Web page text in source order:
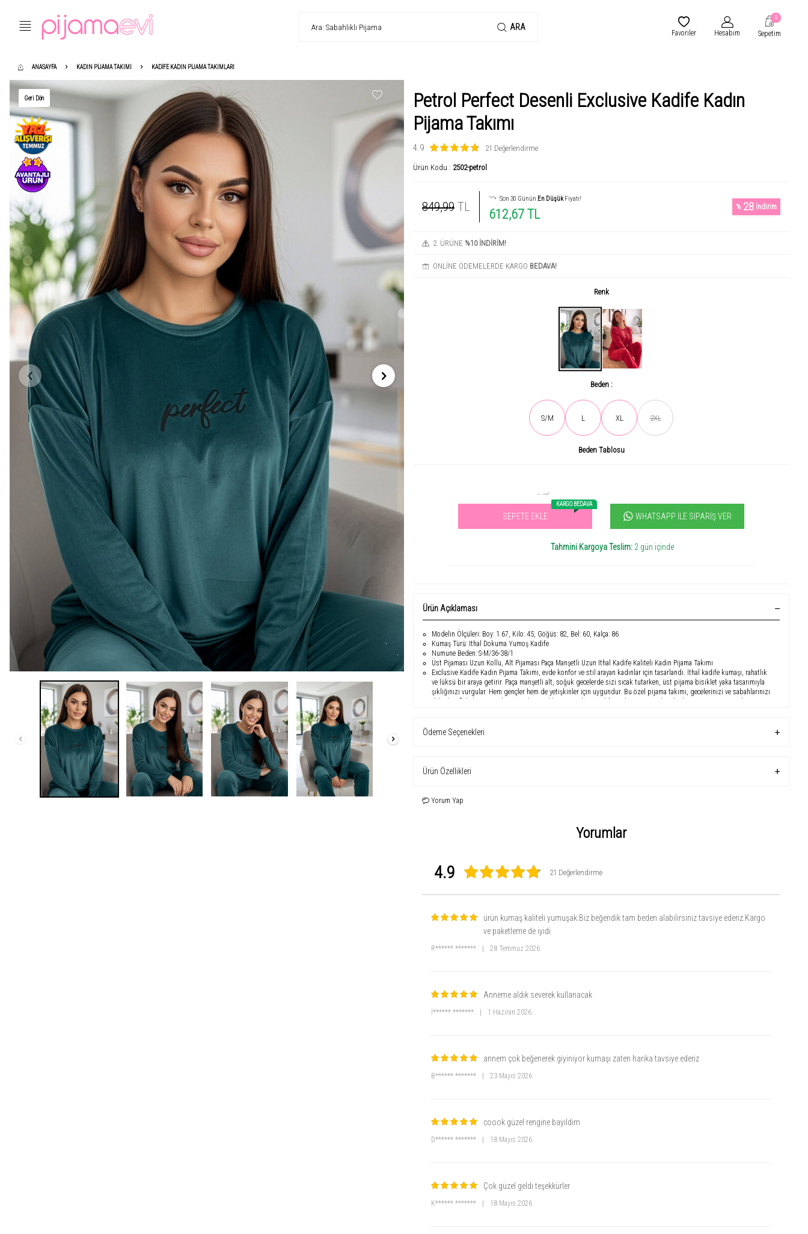
ARA
Favoriler Hesabım
0
Sepetim
ANASAYFA KADIN PIJAMA TAKIMI KADIFE KADIN PIJAMA TAKIMLARI
Geri Dön
Petrol Perfect Desenli Exclusive Kadife Kadın
Pijama Takımı
4.9 21 Değerlendirme
Ürün Kodu : 2502-petrol
849,99 TL
Son 30 Günün En DüşükFiyatı!
612,67 TL %28 İndirim
2. ÜRÜNE %10 İNDİRİM!
ONLİNE ÖDEMELERDE KARGO BEDAVA!
Renk
Beden :
S/M L XL 2XL
Beden Tablosu
Son gün içerisinde578 kişi tarafından incelendi!
Sevilen ürün! 11.3B kişi favoriledi!+1122ürün satıldı
SEPETE EKLE
KARGO BEDAVA
WHATSAPP İLE SIPARIŞ VER
Tahmini Kargoya Teslim: 2 gün içinde
Ürün Açıklaması
Modelin Ölçüleri: Boy: 1.67, Kilo: 45, Göğüs: 82, Bel: 60, Kalça: 86
Kumaş Türü: Ithal Dokuma Yumoş Kadife
Numune Beden: S-M/36-38/1
Üst Pijaması Uzun Kollu, Alt Pijaması Paça Manşetli Uzun Ithal Kadife Kaliteli Kadın Pijama Takımı
Exclusive Kadife Kadın Pijama Takımı, evde konfor ve stil arayan kadınlar için tasarlandı. İthal kadife kumaşı, rahatlık
ve lüksü bir araya getirir. Paça manşetli alt, soğuk gecelerde sizi sıcak tutarken, üst pijama bisiklet yaka tasarımıyla
şıklığınızı vurgular. Hem gençler hem de yetişkinler için uygundur. Bu özel pijama takımı, gecelerinizi ve sabahlarınızı
Ödeme Seçenekleri
Ürün Özellikleri
Yorum Yap
Yorumlar
4.9 21 Değerlendirme
ürün kumaş kaliteli yumuşak.Biz beğendik tam beden alabilirsiniz tavsiye ederiz.Kargo
ve paketleme de iyidi
R****** ******* 28 Temmuz 2026
Anneme aldık severek kullanacak
İ****** ******* 1 Haziran 2026
annem çok beğenerek giyiniyor kumaşı zaten harika tavsiye ederiz
B****** ******* 23 Mayıs 2026
coook güzel rengine bayildim
D****** ******* 18 Mayıs 2026
Çok güzel geldi teşekkürler
K****** ******* 18 Mayıs 2026